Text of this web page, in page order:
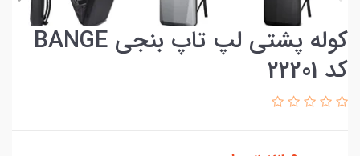
کوله پشتی لپ تاپ بنجی BANGE
کد 22201